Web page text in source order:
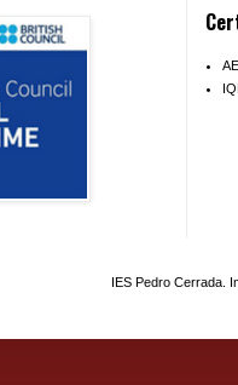
IES Pedro Cerrada.